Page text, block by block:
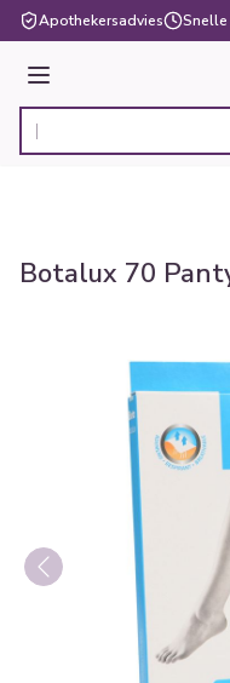
Ga naar de inhoud
Apothekersadvies Snelle
Menu
Product, merk,
Botalux 70